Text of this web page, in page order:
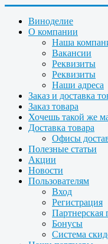
Виноделие
О компании
Наша
Вакансии
Реквизиты
Реквизиты
Наши адреса
Заказ и доставка
Заказ товара
Хочешь такой же
Доставка товара
Офисы
Полезные статьи
Акции
Новости
Пользователям
Вход
Регистрация
Партнерская
Бонусы
Система